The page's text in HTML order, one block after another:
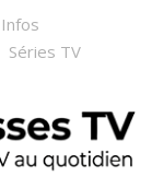
Infos
Séries TV